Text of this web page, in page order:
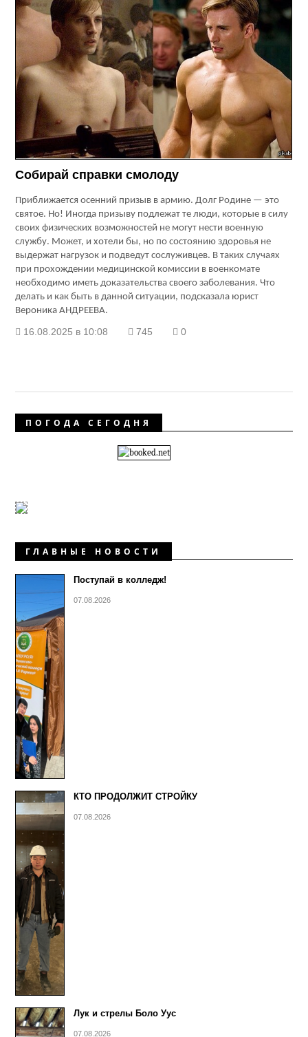
Собирай справки смолоду
Приближается осенний призыв в армию. Долг Родине — это
святое. Но! Иногда призыву подлежат те люди, которые в силу
своих физических возможностей не могут нести военную
службу. Может, и хотели бы, но по состоянию здоровья не
выдержат нагрузок и подведут сослуживцев. В таких случаях
при прохождении медицинской комиссии в военкомате
необходимо иметь доказательства своего заболевания. Что
делать и как быть в данной ситуации, подсказала юрист
Вероника АНДРЕЕВА.
16.08.2025 в 10:08 745 0
ПОГОДА СЕГОДНЯ
ГЛАВНЫЕ НОВОСТИ
Поступай в колледж!
07.08.2026
КТО ПРОДОЛЖИТ СТРОЙКУ
07.08.2026
Лук и стрелы Боло Уус
07.08.2026